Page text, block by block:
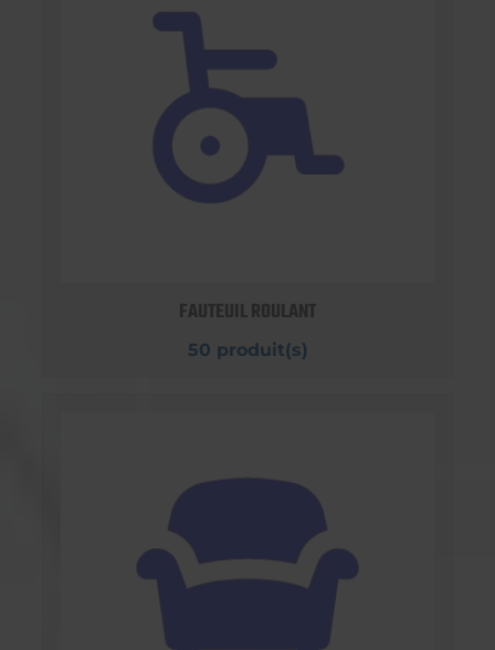
FAUTEUIL ROULANT
50 produit(s)